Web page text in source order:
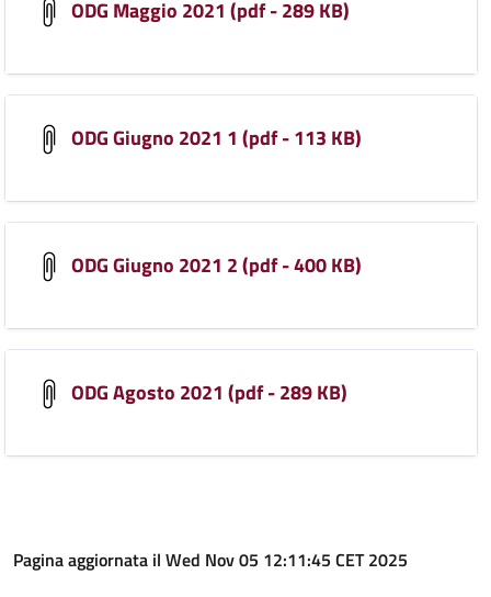
ODG Maggio 2021 (pdf - 289 KB)
ODG Giugno 2021 1 (pdf - 113 KB)
ODG Giugno 2021 2 (pdf - 400 KB)
ODG Agosto 2021 (pdf - 289 KB)
Pagina aggiornata il Wed Nov 05 12:11:45 CET 2025